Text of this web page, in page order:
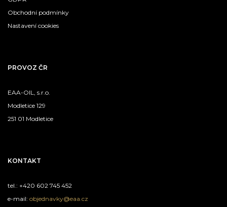
Obchodní podmínky
Nastavení cookies
PROVOZ ČR
EAA-OIL, s.r.o.
Modletice 129
251 01 Modletice
KONTAKT
tel.: +420 602 745 452
e-mail: objednavky@eaa.cz